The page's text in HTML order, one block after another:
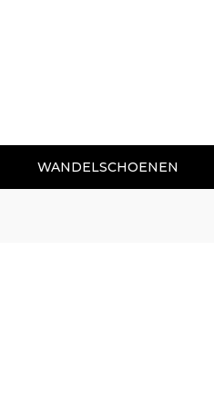
WANDELSCHOENEN